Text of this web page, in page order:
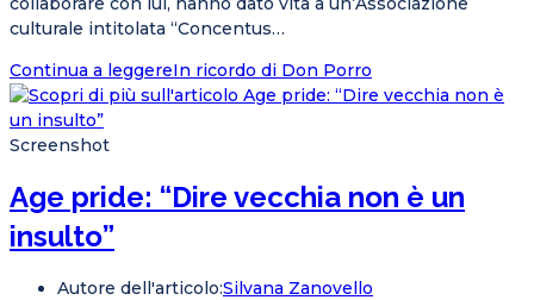
culturale intitolata “Concentus…
Continua a leggereIn ricordo di Don Porro
Screenshot
Age pride: “Dire vecchia non è un
insulto”
Autore dell'articolo:Silvana Zanovello